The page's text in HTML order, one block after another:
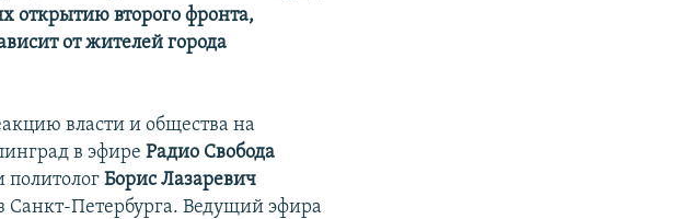
открытию второго фронта,
от жителей города
власти и общества на
в эфиреРадио Свобода
политологБорис Лазаревич
Санкт-Петербурга. Ведущий эфира